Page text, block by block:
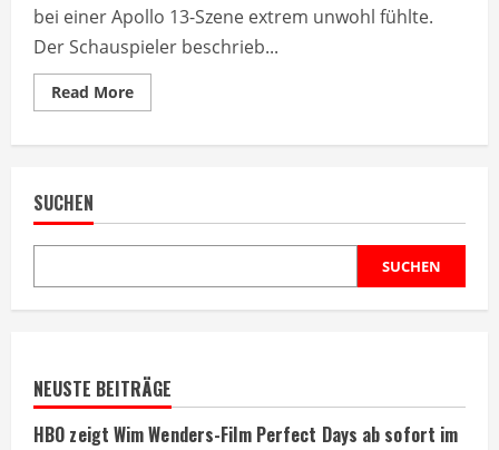
bei einer Apollo 13-Szene extrem unwohl fühlte.
Der Schauspieler beschrieb...
Read MoreRead
more
als
lächerlich
SUCHEN
SUCHEN
NEUSTE BEITRÄGE
HBO zeigt Wim Wenders-Film Perfect Days ab sofort im